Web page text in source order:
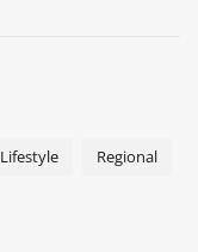
Lifestyle Regional